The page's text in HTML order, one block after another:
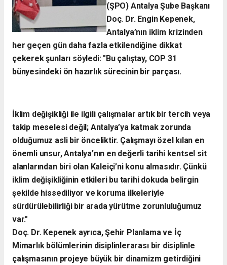
(ŞPO) Antalya Şube Başkanı
Doç. Dr. Engin Kepenek,
Antalya’nın iklim krizinden
her geçen gün daha fazla etkilendiğine dikkat
çekerek şunları söyledi: ​"Bu çalıştay, COP 31
bünyesindeki ön hazırlık sürecinin bir parçası.
İklim değişikliği ile ilgili çalışmalar artık bir tercih veya
takip meselesi değil; Antalya’ya katmak zorunda
olduğumuz asli bir önceliktir. Çalışmayı özel kılan en
önemli unsur, Antalya’nın en değerli tarihi kentsel sit
alanlarından biri olan Kaleiçi’ni konu almasıdır. Çünkü
iklim değişikliğinin etkileri bu tarihi dokuda belirgin
şekilde hissediliyor ve koruma ilkeleriyle
sürdürülebilirliği bir arada yürütme zorunluluğumuz
var."
​Doç. Dr. Kepenek ayrıca, Şehir Planlama ve İç
Mimarlık bölümlerinin disiplinlerarası bir disiplinle
çalışmasının projeye büyük bir dinamizm getirdiğini